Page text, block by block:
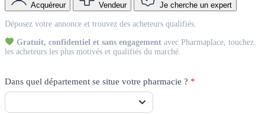
Acquéreur Vendeur Je cherche un expert
Vendeur
Déposez votre annonce et trouvez des acheteurs qualifiés.
Gratuit, confidentiel et sans engagement avec Pharmaplace, touchez
les acheteurs les plus motivés et qualifiés du marché.
Dans quel département se situe votre pharmacie ? *